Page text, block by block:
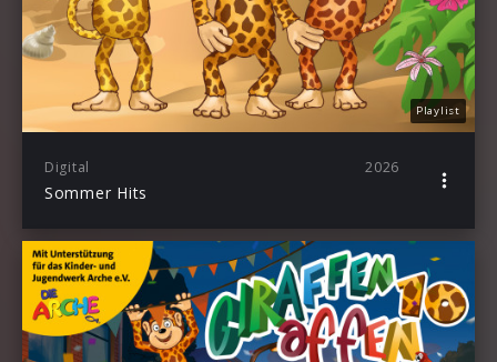
Playlist
Digital 2026
Sommer Hits